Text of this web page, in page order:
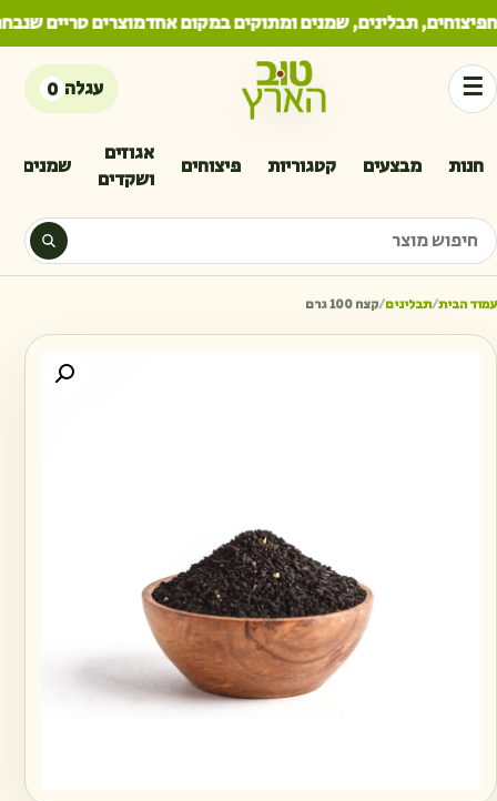
פיצוחים, תבלינים, שמנים ומתוקים במקום אחדמוצרים טריים
☰
חנות מבצעים קטגוריות פיצוחים
אגוזים
ושקדים
שמנים
חיפוש מוצר
עגלה 0
עמוד הבית/תבלינים/קצח 100 גרם